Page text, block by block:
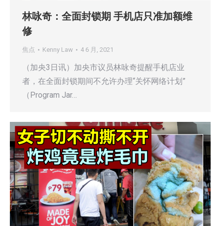
林咏奇：全面封锁期 手机店只准加额维
修
焦点 Kenny Law 4 6 月, 2021
（加央3日讯）加央市议员林咏奇提醒手机店业
者，在全面封锁期间不允许办理“关怀网络计划”
（Program Jar…